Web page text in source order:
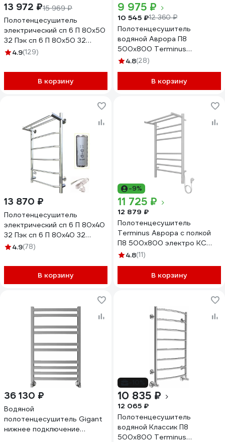
13 972 ₽15 969 ₽
Полотенцесушитель
электрический сп 6 П 80х50
32 Пэк сп 6 П 80х50 32
Тругор 00267364 00-
4.9(129)
В корзину
9 975 ₽
10 545 ₽12 360 ₽
Полотенцесушитель
водяной Аврора П8
500x800 Terminus
4670078529947
4.8(28)
В корзину
13 870 ₽
Полотенцесушитель
электрический сп 6 П 80х40
32 Пэк сп 6 П 80х40 32
Тругор 00267363 00-
4.9(78)
В корзину
-9%
11 725 ₽
12 879 ₽
Полотенцесушитель
Terminus Аврора с полкой
П8 500x800 электро КС
9003 матовый
4.8(11)
В корзину
36 130 ₽
Водяной
полотенцесушитель Gigant
нижнее подключение
10 835 ₽
12 065 ₽
Полотенцесушитель
водяной Классик П8
500x800 Terminus